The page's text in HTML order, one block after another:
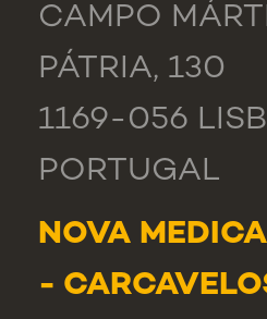
CAMPO
PÁTRIA, 130
1169-056
PORTUGAL
NOVA
-